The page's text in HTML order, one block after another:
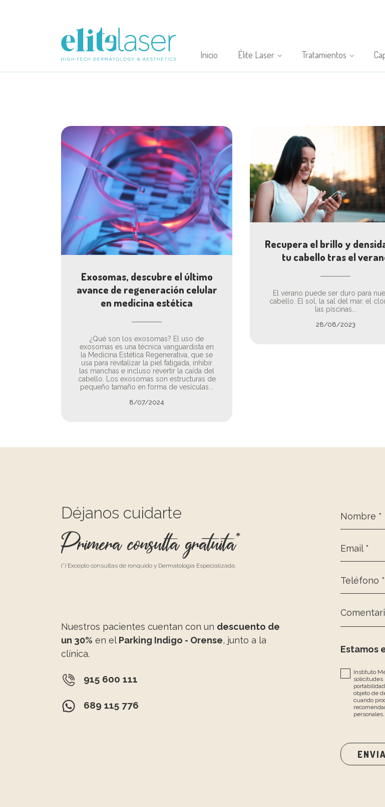
Inicio Élite Laser Tratamientos
Exosomas, descubre el último
avance de regeneración celular
en medicina estética
¿Qué son los exosomas? El uso de
exosomas es una técnica vanguardista en
la Medicina Estética Regenerativa, que se
usa para revitalizar la piel fatigada, inhibir
las manchas e incluso revertir la caída del
cabello. Los exosomas son estructuras de
pequeño tamaño en forma de vesículas...
8/07/2024
Recupera el brillo y
tu cabello tras el
El verano puede ser duro para
cabello. El sol, la sal del mar, el
las piscinas...
28/08/2023
Déjanos cuidarte
Primera consulta gratuita*
(*) Excepto consultas de ronquido y Dermatología Especializada.
Nuestros pacientes cuentan con un descuento de
un 30% en el Parking Indigo - Orense, junto a la
clínica.
915 600 111
689 115 776
Nombre *
Email *
Teléfono *
Estamos
Instituto
solicitudes
objeto de
cuando
personales.